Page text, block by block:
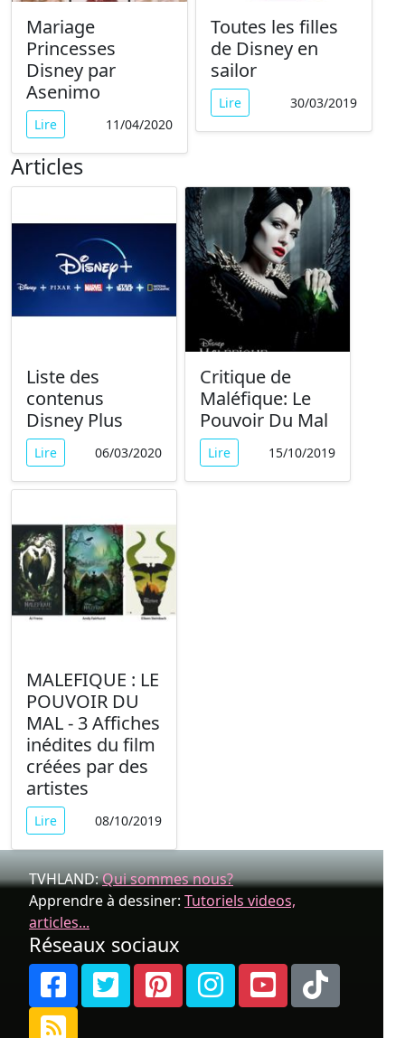
Mariage
Princesses
Disney par
Asenimo
Lire 11/04/2020
Toutes les filles
de Disney en
sailor
Lire 30/03/2019
Articles
Liste des
contenus
Disney Plus
Lire 06/03/2020
Critique de
Maléfique: Le
Pouvoir Du Mal
Lire 15/10/2019
MALEFIQUE : LE
POUVOIR DU
MAL - 3 Affiches
inédites du film
créées par des
artistes
Lire 08/10/2019
TVHLAND:Qui sommes nous?
Apprendre à dessiner: Tutoriels videos,
articles...
Réseaux sociaux